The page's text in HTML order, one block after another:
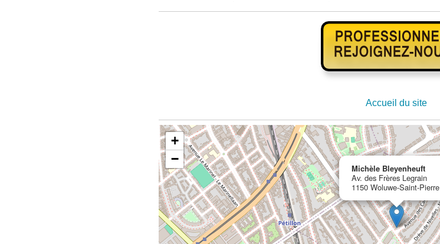
Accueil du site
Michèle Bleyenheuft
Av. des Frères Legrain
1150 Woluwe-Saint-Pierre
+
−